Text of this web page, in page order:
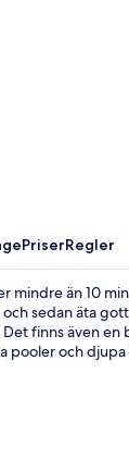
PriserRegler
mindre än 10
sedan äta
finns även
pooler och djupa